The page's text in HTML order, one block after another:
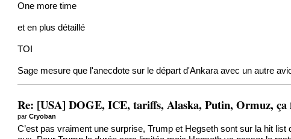
One more time
et en plus détaillé
TOI
Sage mesure que l'anecdote sur le départ d'Ankara avec un autre
Re: [USA] DOGE, ICE, tariffs, Alaska, Putin, Ormuz, ça
parCryoban
C’est pas vraiment une surprise, Trump et Hegseth sont sur la hit